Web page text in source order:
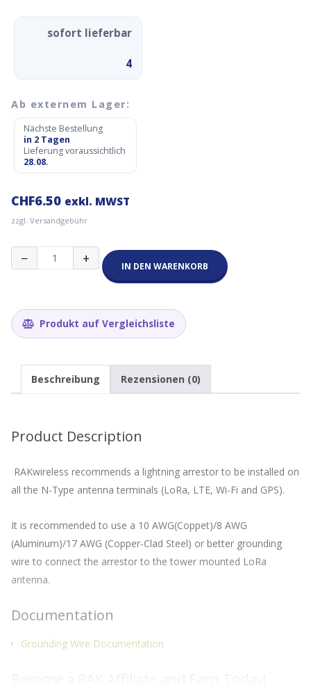
sofort lieferbar
4
Ab externem Lager:
Nächste Bestellung
in 2 Tagen
Lieferung voraussichtlich
28.08.
CHF6.50 exkl. MWST
zzgl. Versandgebühr
−
1
Meter
Wire
for
Menge
+ IN DEN WARENKORB
Produkt auf Vergleichsliste
Beschreibung Rezensionen (0)
Product Description
RAKwireless recommends a lightning arrestor to be installed on
all the N-Type antenna terminals (LoRa, LTE, Wi-Fi and GPS).
It is recommended to use a 10 AWG(Coppet)/8 AWG
(Aluminum)/17 AWG (Copper-Clad Steel) or better grounding
wire to connect the arrestor to the tower mounted LoRa
antenna.
Documentation
Grounding Wire Documentation